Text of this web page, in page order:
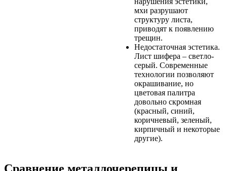
мхи разрушают
структуру листа,
приводят к появлению
трещин.
Недостаточная эстетика.
Лист шифера – светло-
серый. Современные
технологии позволяют
окрашивание, но
цветовая палитра
довольно скромная
(красный, синий,
коричневый, зеленый,
кирпичный и некоторые
другие).